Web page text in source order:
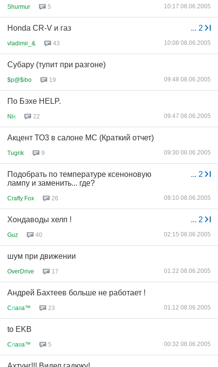
Shurmur 5 10:17 08.06.2005
... 2
Honda CR-V и газ
vladimir_& 43 10:08 08.06.2005
Субару (тупит при разгоне)
$p@$ibo 19 09:48 08.06.2005
По Бэхе HELP.
Niк 22 09:47 08.06.2005
Акцент ТО3 в салоне МС (Краткий отчет)
Tugrik 9 09:30 08.06.2005
... 2
Подобрать по температуре ксеноновую
лампу и заменить... где?
Crafty Fox 26 08:10 08.06.2005
... 2
Хондаводы хелп !
Guz 40 02:15 08.06.2005
шум при движении
OverDrive 17 01:22 08.06.2005
Андрей Бахтеев больше не работает !
Cлaвa™ 23 01:12 08.06.2005
to EKB
Cлaвa™ 5 00:32 08.06.2005